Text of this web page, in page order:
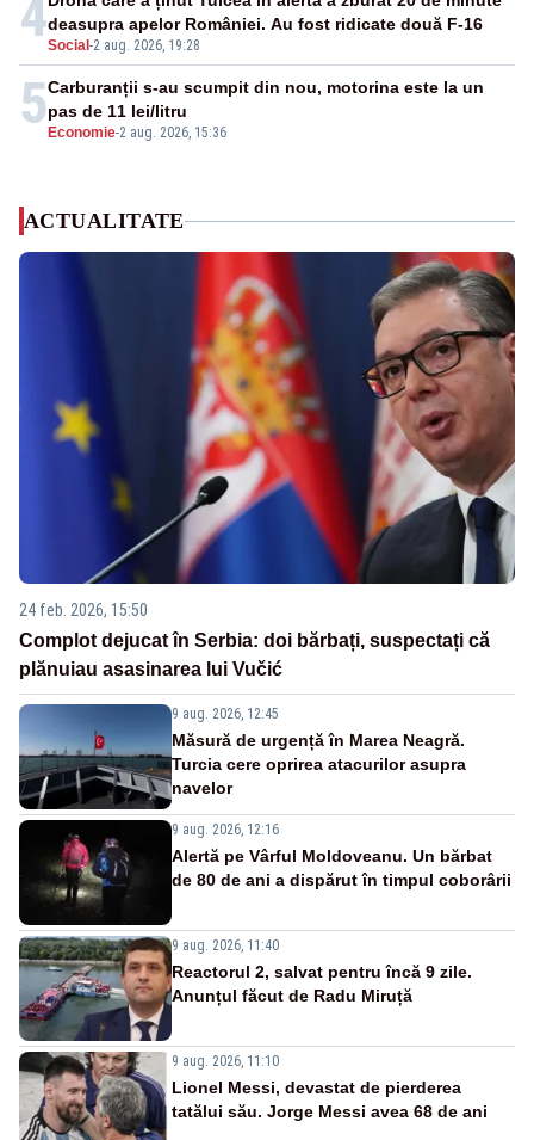
4Social -2 aug. 2026, 19:28
deasupra apelor României. Au fost ridicate două F-16
5 Economie-2 aug. 2026, 15:36
Carburanții s-au scumpit din nou, motorina este la un
pas de 11 lei/litru
ACTUALITATE
24 feb. 2026, 15:50
Complot dejucat în Serbia: doi bărbați, suspectați că
plănuiau asasinarea lui Vučić
9 aug. 2026, 12:45
Măsură de urgență în Marea Neagră.
Turcia cere oprirea atacurilor asupra
navelor
9 aug. 2026, 12:16
Alertă pe Vârful Moldoveanu. Un bărbat
de 80 de ani a dispărut în timpul coborârii
9 aug. 2026, 11:40
Reactorul 2, salvat pentru încă 9 zile.
Anunțul făcut de Radu Miruță
9 aug. 2026, 11:10
Lionel Messi, devastat de pierderea
tatălui său. Jorge Messi avea 68 de ani